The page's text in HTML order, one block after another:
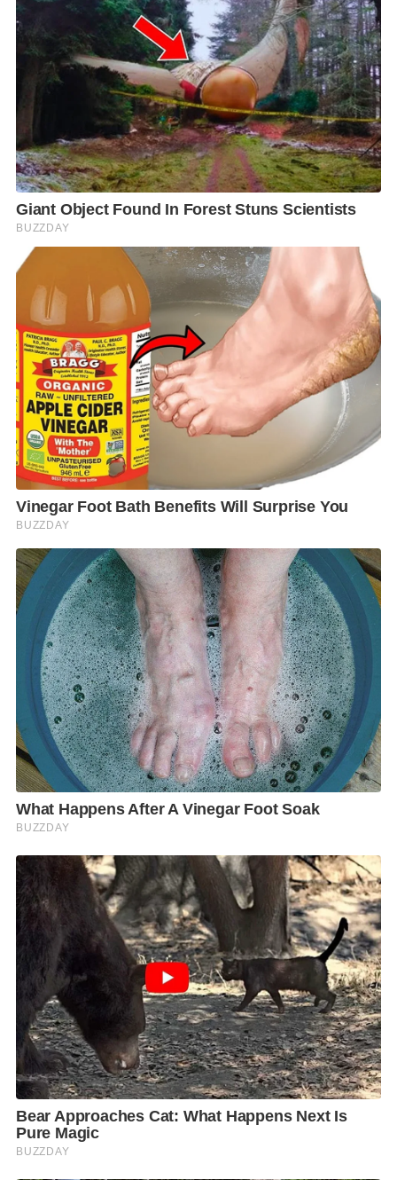
งานของทั้งสองประเทศ
โฆษก ศบค. กล่าวถึงกรณีผู้ที่เข้าพักใน State Quarantine
ที่มีโรคประจำตัวเป็นโรคหัวใจ ตรวจร่างกายไม่พบเชื้อโค
วิด แล้วเสียชีวิตขณะที่พักอยู่ใน State Quarantine ซึ่ง
กรณีดังกล่าวเป็นรายแรกจาก 40,000 กว่ารายที่เข้ามายัง
State Quarantine และ Local Quarantine ขอแสดง
ความเสียใจกับครอบครัวของผู้สูญเสีย โดยผู้ที่เข้ามายัง
สถานกักกันโรคที่รัฐจัดให้ มียอดสะสมประมาณ 40,000
กว่าราย
ทั้งนี้ นายกรัฐมนตรีได้แสดงความห่วงใยและมอบหมาย
ให้ ศบค. ชุดเล็กดำเนินการตามมาตรการคุมเข้ม เมื่อซัก
ประวัติแล้วพบมีอาการป่วยที่จำเป็นจะต้องเข้าโรง
พยาบาล จะไม่ให้เข้าไปยังสถานกักกันในโรงแรมที่เป็น
State Quarantine โดยจะต้องเข้า Hospital Quarantine
เท่านั้น เป็นมาตรการใหม่ที่ทีมปฏิบัติการการดูแลผู้ที่กลับ
จากต่างประเทศต้องดำเนินการต่อไป
โฆษก ศบค. ยังชี้แจงกรณีชายไทยขอความช่วยเหลือจาก
กู้ภัย เนื่องจากสงสัยว่าตนเองมีอาการคล้ายผู้ป่วยติดเชื้อ
ไวรัสโควิด-19 ณ สถานีรถไฟหาดใหญ่ จ.สงขลา พบว่า
ติด อย่างไรก็ตาม เจ้าหน้าที่สาธารณสุขได้ทำการตรวจหา
เชื้อไวรัสโควิด-19 และอยู่ภายใต้การดูแลของโรง
พยาบาลหาดใหญ่ระหว่างรอผลการตรวจ
พร้อมกันนี้ โฆษก ศบค. กล่าวถึงประเทศไทยไม่พบผู้ป่วย
ติดเชื้อไวรัสโควิด-19 เป็นระยะเวลา 28 วันติดต่อกัน โดย
ย้ำว่ายังไม่สามารถผ่อนคลายทุกมาตรการตามปกติได้
อย่างไรก็ตาม คณะกรรมการเฉพาะกิจพิจารณาการผ่อน
คลายการบังคับใช้มาตรการ ได้มีการหารือถึงการแบ่งกลุ่ม
การเดินทางเข้าสู่ประเทศไทยออกเป็น 2 กลุ่ม ได้แก่
กลุ่มแรก ประกอบไปด้วย นักธุรกิจ นักลงทุน แรงงานฝีมือ
ผู้เชี่ยวชาญด้านธุรกิจต่าง ๆ คนต่างด้าวที่มีครอบครัวเป็น
คนไทย คนต่างด้าวที่มีถิ่นที่อยู่ในประเทศไทย และกลุ่ม
นักท่องเที่ยวทางด้านการแพทย์ (Medical and Wellness
Tourism) ซึ่งกลุ่มนี้ต้องเข้าสู่กระบวนการ State
Quarantine 14 วันเพื่อสังเกตอาการ
และ กลุ่มที่ 2 การทำ Travel Bubble ที่ผ่อนผันในการเข้า
สู่กระบวนการ State Quarantine 14 วัน ประกอบไปด้วย
นักธุรกิจ นักลงทุน แขกของรัฐบาล แขกของส่วนราชการ
และนักท่องเที่ยวที่เดินทางตามโครงการ Travel Bubble
ที่เดินทางเข้ามาระยะสั้นเท่านั้น ทั้งนี้ ได้มีการเตรียมเสนอ